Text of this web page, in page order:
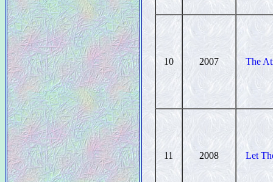
10 2007 The
11 2008 Let